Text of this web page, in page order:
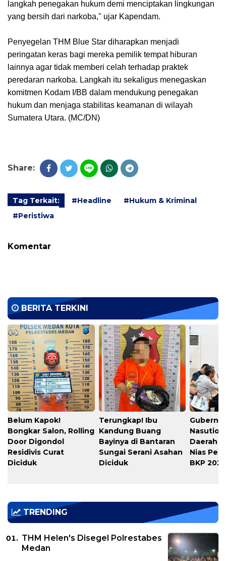
langkah penegakan hukum demi menciptakan lingkungan
yang bersih dari narkoba," ujar Kapendam.
Penyegelan THM Blue Star diharapkan menjadi
peringatan keras bagi mereka pemilik tempat hiburan
lainnya agar tidak memberi celah terhadap praktek
peredaran narkoba. Langkah itu sekaligus menegaskan
komitmen Kodam I/BB dalam mendukung penegakan
hukum dan menjaga stabilitas keamanan di wilayah
Sumatera Utara. (MC/DN)
Share:
Tag Terkait: #Headline
#Hukum & Kriminal
#Peristiwa
Komentar
BERITA TERKINI
Belum Kapok!
Bongkar Salon, Rolling
Door Digondol
Residivis Curat
Diciduk
Terungkap! Ibu
Kandung Buang
Bayinya di Bantaran
Sungai Serani Asahan
Diciduk
Daerah
Nias
BKP
TRENDING
THM Helen's Disegel Polrestabes
Medan